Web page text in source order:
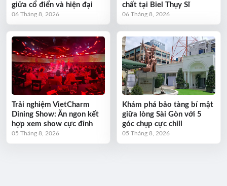
giữa cổ điển và hiện đại
06 Tháng 8, 2026
chất tại Biel Thụy Sĩ
06 Tháng 8, 2026
Trải nghiệm VietCharm
Dining Show: Ăn ngon kết
hợp xem show cực đỉnh
05 Tháng 8, 2026
Khám phá bảo tàng bí mật
giữa lòng Sài Gòn với 5
góc chụp cực chill
05 Tháng 8, 2026